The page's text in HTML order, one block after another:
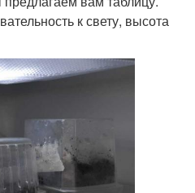
к свету, высота